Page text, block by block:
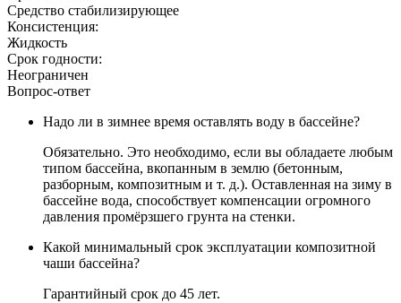
Средство стабилизирующее
Консистенция:
Жидкость
Срок годности:
Неограничен
Вопрос-ответ
Надо ли в зимнее время оставлять воду в бассейне?
Обязательно. Это необходимо, если вы обладаете любым
типом бассейна, вкопанным в землю (бетонным,
разборным, композитным и т. д.). Оставленная на зиму в
бассейне вода, способствует компенсации огромного
давления промёрзшего грунта на стенки.
Какой минимальный срок эксплуатации композитной
чаши бассейна?
Гарантийный срок до 45 лет.